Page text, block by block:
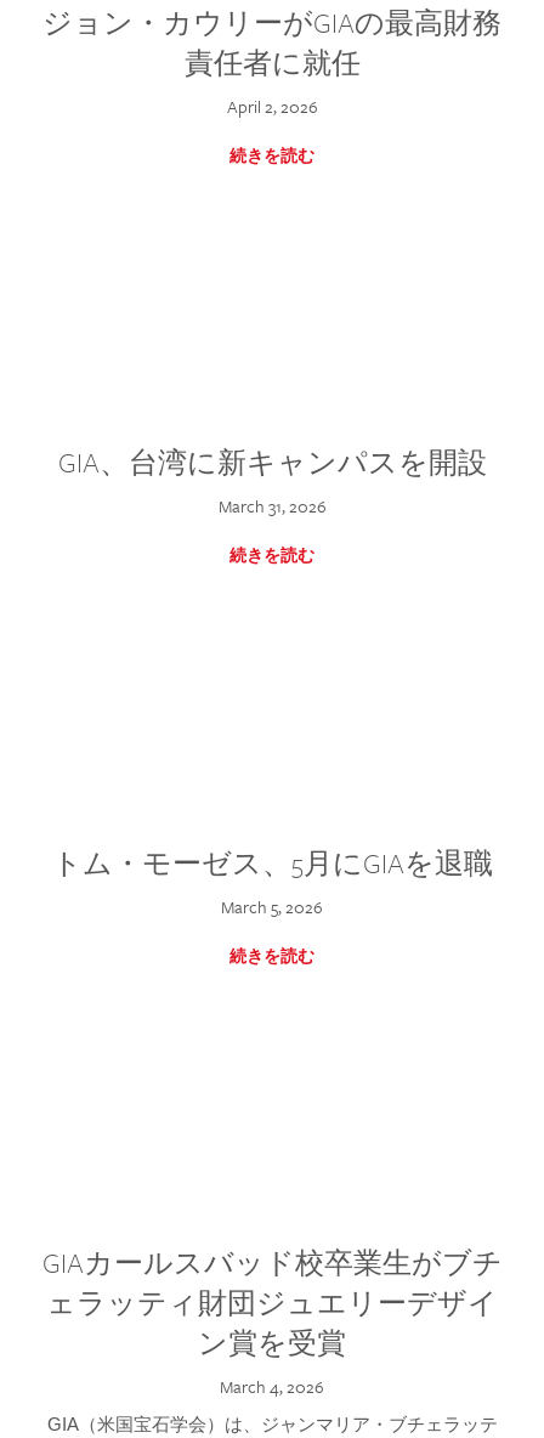
ジョン・カウリーがGIAの最高財務
責任者に就任
April 2, 2026
続きを読む
GIA、台湾に新キャンパスを開設
March 31, 2026
続きを読む
トム・モーゼス、5月にGIAを退職
March 5, 2026
続きを読む
GIAカールスバッド校卒業生がブチ
ェラッティ財団ジュエリーデザイ
ン賞を受賞
March 4, 2026
GIA（米国宝石学会）は、ジャンマリア・ブチェラッテ